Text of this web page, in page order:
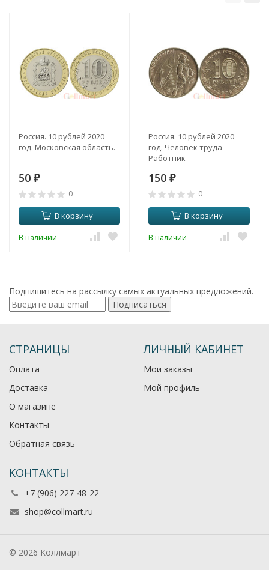
Россия. 10 рублей 2020
год. Московская область.
50 ₽
0
В корзину
В наличии
Россия. 10 рублей 2020
год. Человек труда -
Работник
промышленности.
150 ₽
0
В корзину
В наличии
Подпишитесь на рассылку самых актуальных предложений.
Подписаться
СТРАНИЦЫ
Оплата
Доставка
О магазине
Контакты
Обратная связь
ЛИЧНЫЙ КАБИНЕТ
Мои заказы
Мой профиль
КОНТАКТЫ
+7 (906) 227-48-22
shop@collmart.ru
© 2026 Коллмарт